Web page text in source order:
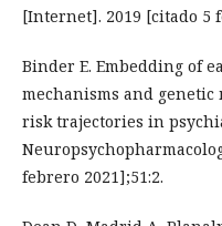
[Internet]. 2019 [citado 5
Binder E. Embedding of
mechanisms and
risk trajectories in
febrero 2021];51:2.